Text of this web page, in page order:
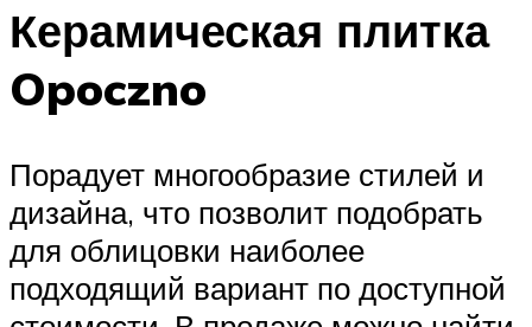
Керамическая плитка
Opoczno
Порадует многообразие стилей и
дизайна, что позволит подобрать
для облицовки наиболее
подходящий вариант по доступной